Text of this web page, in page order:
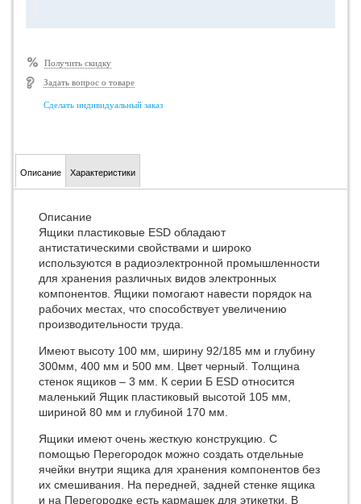
Получить скидку
Задать вопрос о товаре
Сделать индивидуальный заказ
Описание Характеристики
Описание
Ящики пластиковые ESD обладают
антистатическими свойствами и широко
используются в радиоэлектронной промышленности
для хранения различных видов электронных
компонентов. Ящики помогают навести порядок на
рабочих местах, что способствует увеличению
производительности труда.
Имеют высоту 100 мм, ширину 92/185 мм и глубину
300мм, 400 мм и 500 мм. Цвет черный. Толщина
стенок ящиков – 3 мм. К серии Б ESD относится
маленький Ящик пластиковый высотой 105 мм,
шириной 80 мм и глубиной 170 мм.
Ящики имеют очень жесткую конструкцию. С
помощью Перегородок можно создать отдельные
ячейки внутри ящика для хранения компонентов без
их смешивания. На передней, задней стенке ящика
и на Перегородке есть кармашек для этикетки. В